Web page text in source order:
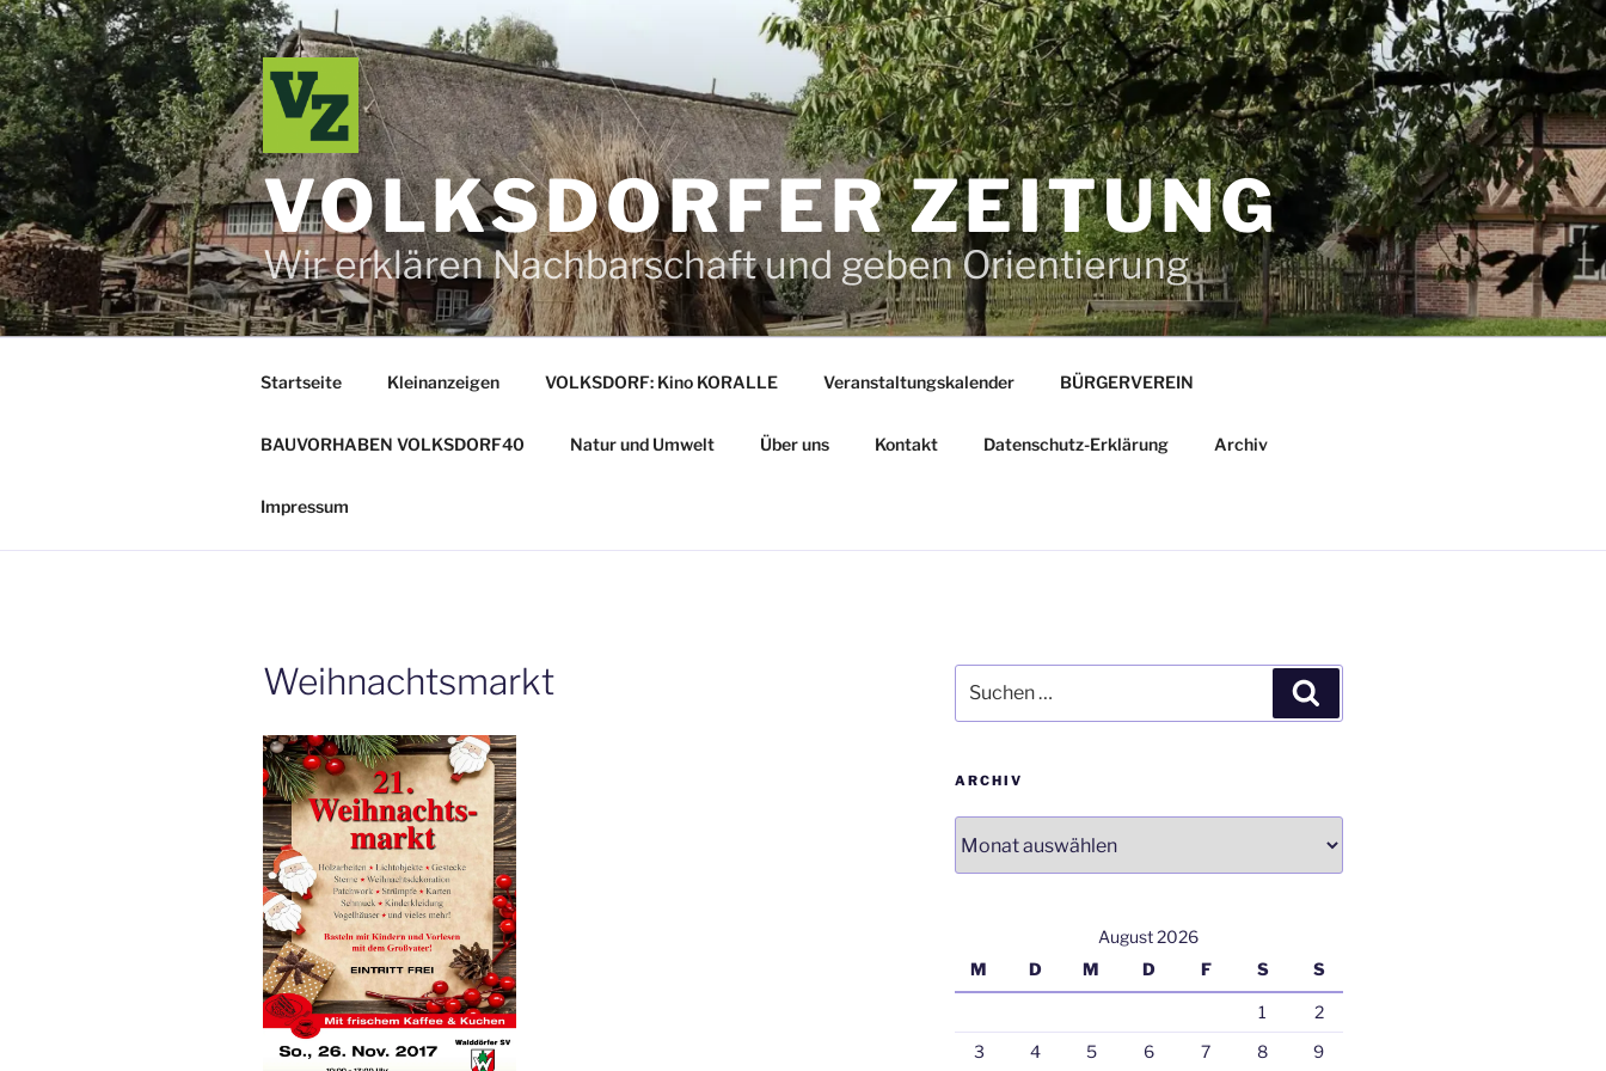
Zum
Inhalt
springen
VOLKSDORFER ZEITUNG
Wir erklären Nachbarschaft und geben Orientierung
Startseite Kleinanzeigen VOLKSDORF: Kino KORALLE Veranstaltungskalender BÜRGERVEREIN
BAUVORHABEN VOLKSDORF40 Natur und Umwelt Über uns Kontakt Datenschutz-Erklärung Archiv
Impressum
Weihnachtsmarkt
nach:
ARCHIV
August 2026
M
D M D F S S
1
2
3
4 5 6 7 8 9